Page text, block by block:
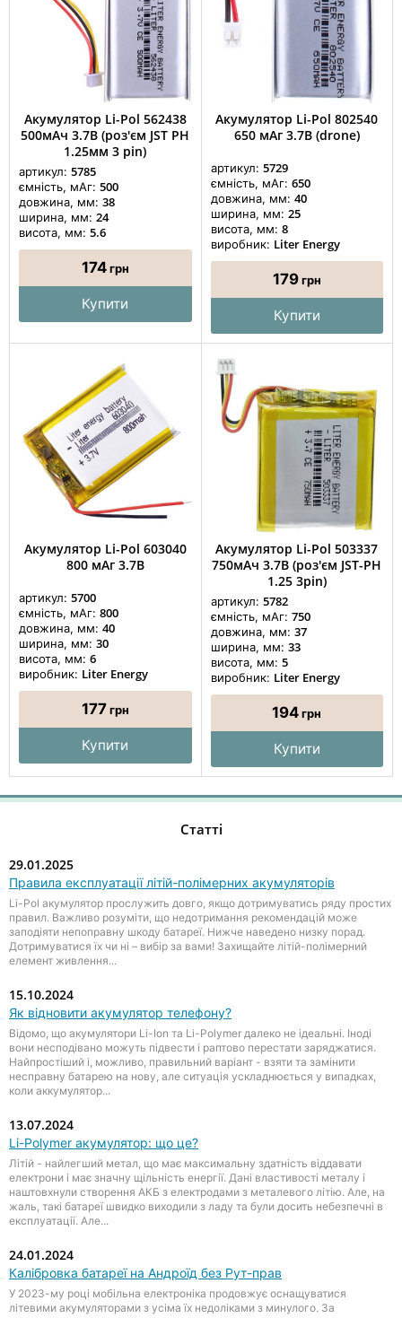
Акумулятор Li-Pol 562438
500мАч 3.7В (роз'єм JST PH
1.25мм 3 pin)
артикул: 5785
ємність, мАг: 500
довжина, мм: 38
ширина, мм: 24
висота, мм: 5.6
174грн
Купити
Акумулятор Li-Pol 802540
650 мАг 3.7В (drone)
артикул: 5729
ємність, мАг: 650
довжина, мм: 40
ширина, мм: 25
висота, мм: 8
виробник: Liter Energy
179грн
Купити
Акумулятор Li-Pol 603040
800 мАг 3.7В
артикул: 5700
ємність, мАг: 800
довжина, мм: 40
ширина, мм: 30
висота, мм: 6
виробник: Liter Energy
177грн
Купити
Акумулятор Li-Pol 503337
750мАч 3.7В (роз'єм JST-PH
1.25 3pin)
артикул: 5782
ємність, мАг: 750
довжина, мм: 37
ширина, мм: 33
висота, мм: 5
виробник: Liter Energy
194грн
Купити
Статті
29.01.2025
Правила експлуатації літій-полімерних акумуляторів
Li-Pol акумулятор прослужить довго, якщо дотримуватись ряду простих
правил. Важливо розуміти, що недотримання рекомендацій може
заподіяти непоправну шкоду батареї. Нижче наведено низку порад.
Дотримуватися їх чи ні – вибір за вами! Захищайте літій-полімерний
елемент живлення...
15.10.2024
Як відновити акумулятор телефону?
Відомо, що акумулятори Li-Ion та Li-Polymer далеко не ідеальні. Іноді
вони несподівано можуть підвести і раптово перестати заряджатися.
Найпростіший і, можливо, правильний варіант - взяти та замінити
несправну батарею на нову, але ситуація ускладнюється у випадках,
коли аккумулятор...
13.07.2024
Li-Polymer акумулятор: що це?
Літій - найлегший метал, що має максимальну здатність віддавати
електрони і має значну щільність енергії. Дані властивості металу і
наштовхнули створення АКБ з електродами з металевого літію. Але, на
жаль, такі батареї швидко виходили з ладу та були досить небезпечні в
експлуатації. Але...
24.01.2024
Калібровка батареї на Андроїд без Рут-прав
У 2023-му році мобільна електроніка продовжує оснащуватися
літевими акумуляторами з усіма їх недоліками з минулого. За